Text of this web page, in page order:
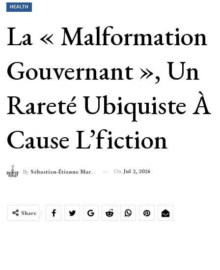
HEALTH
La « Malformation
Gouvernant », Un
Rareté Ubiquiste À
Cause L’fiction
By Sébastien-Étienne Marechal On Jul 2, 2026
Share